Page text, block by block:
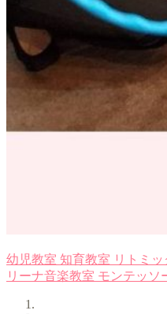
幼児教室 知育教室 リトミッ
リーナ音楽教室 モンテッソ